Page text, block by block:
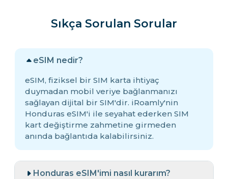
Sıkça Sorulan Sorular
eSIM nedir?
eSIM, fiziksel bir SIM karta ihtiyaç
duymadan mobil veriye bağlanmanızı
sağlayan dijital bir SIM'dir. iRoamly'nin
Honduras eSIM'i ile seyahat ederken SIM
kart değiştirme zahmetine girmeden
anında bağlantıda kalabilirsiniz.
Honduras eSIM'imi nasıl kurarım?